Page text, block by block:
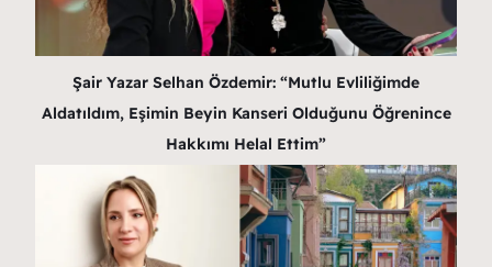
Şair Yazar Selhan Özdemir: “Mutlu Evliliğimde
Aldatıldım, Eşimin Beyin Kanseri Olduğunu Öğrenince
Hakkımı Helal Ettim”